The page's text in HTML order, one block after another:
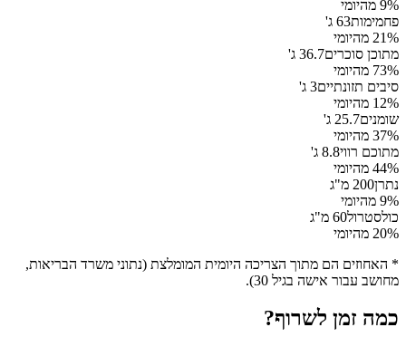
9% מהיומי
פחמימות63 ג'
21% מהיומי
מתוכן סוכרים36.7 ג'
73% מהיומי
סיבים תזונתיים3 ג'
12% מהיומי
שומנים25.7 ג'
37% מהיומי
מתוכם רווי8.8 ג'
44% מהיומי
נתרן200 מ"ג
9% מהיומי
כולסטרול60 מ"ג
20% מהיומי
* האחוזים הם מתוך הצריכה היומית המומלצת (נתוני משרד הבריאות,
מחושב עבור אישה בגיל 30).
כמה זמן לשרוף?